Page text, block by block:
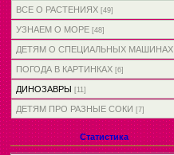
ВСЕ О РАСТЕНИЯХ [49]
УЗНАЕМ О МОРЕ [48]
ДЕТЯМ О СПЕЦИАЛЬНЫХ МАШИНАХ
ПОГОДА В КАРТИНКАХ [6]
ДИНОЗАВРЫ [11]
ДЕТЯМ ПРО РАЗНЫЕ СОКИ [7]
Статистика